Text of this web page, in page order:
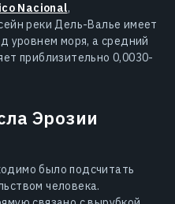
Nacional,
реки Дель-Валье имеет
уровнем моря, а средний
приблизительно 0,0030-
Эрозии
было подсчитать
человека.